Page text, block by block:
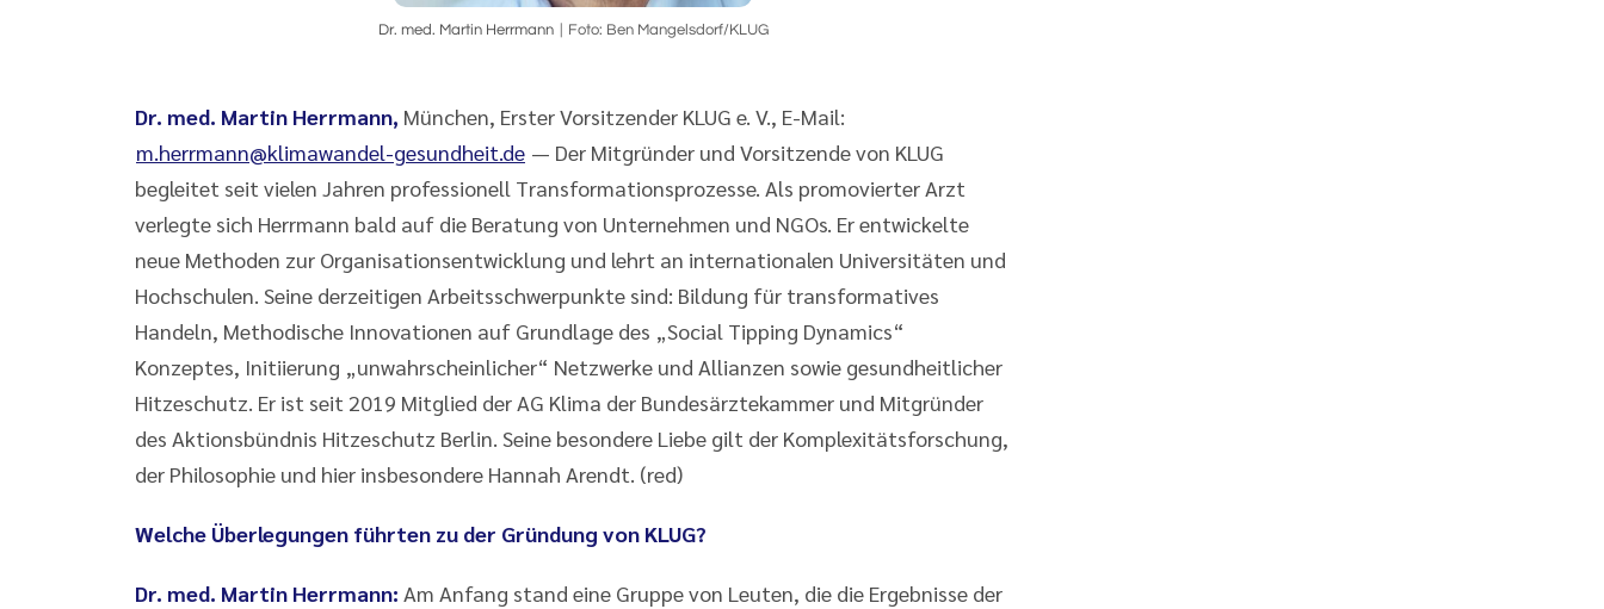
Dr. med. Martin Herrmann Foto: Ben Mangelsdorf/KLUG
Dr. med. Martin Herrmann, München, Erster Vorsitzender KLUG e. V., E-Mail:
m.herrmann@klimawandel-gesundheit.de — Der Mitgründer und Vorsitzende von KLUG
begleitet seit vielen Jahren professionell Transformationsprozesse. Als promovierter Arzt
verlegte sich Herrmann bald auf die Beratung von Unternehmen und NGOs. Er entwickelte
neue Methoden zur Organisationsentwicklung und lehrt an internationalen Universitäten und
Hochschulen. Seine derzeitigen Arbeitsschwerpunkte sind: Bildung für transformatives
Handeln, Methodische Innovationen auf Grundlage des „Social Tipping Dynamics“
Konzeptes, Initiierung „unwahrscheinlicher“ Netzwerke und Allianzen sowie gesundheitlicher
Hitzeschutz. Er ist seit 2019 Mitglied der AG Klima der Bundesärztekammer und Mitgründer
des Aktionsbündnis Hitzeschutz Berlin. Seine besondere Liebe gilt der Komplexitätsforschung,
der Philosophie und hier insbesondere Hannah Arendt. (red)
Welche Überlegungen führten zu der Gründung von KLUG?
Dr. med. Martin Herrmann: Am Anfang stand eine Gruppe von Leuten, die die Ergebnisse der